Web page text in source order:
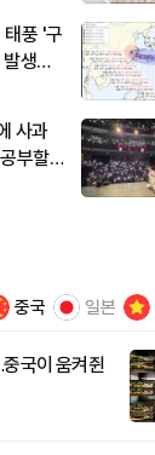
풍 '구
발생…
사과
부할
중국 일본
국이 움켜쥔